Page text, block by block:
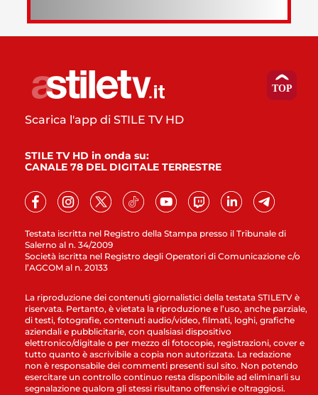
Testata iscritta nel Registro della Stampa presso il Tribunale di
Salerno al n. 34/2009
Società iscritta nel Registro degli Operatori di Comunicazione c/o
l’AGCOM al n. 20133
Scarica l'app di STILE TV HD
STILE TV HD in onda su:
CANALE 78 DEL DIGITALE TERRESTRE
La riproduzione dei contenuti giornalistici della testata STILETV è
riservata. Pertanto, è vietata la riproduzione e l’uso, anche parziale,
di testi, fotografie, contenuti audio/video, filmati, loghi, grafiche
aziendali e pubblicitarie, con qualsiasi dispositivo
elettronico/digitale o per mezzo di fotocopie, registrazioni, cover e
tutto quanto è ascrivibile a copia non autorizzata. La redazione
non è responsabile dei commenti presenti sul sito. Non potendo
esercitare un controllo continuo resta disponibile ad eliminarli su
segnalazione qualora gli stessi risultano offensivi e oltraggiosi.